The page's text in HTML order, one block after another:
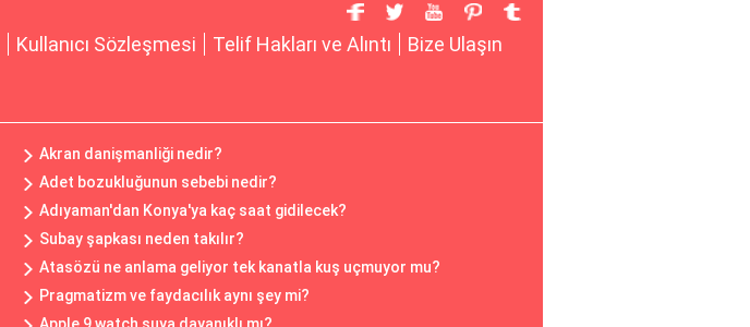
Kullanıcı Sözleşmesi Telif Hakları ve Alıntı Bize Ulaşın
Akran danişmanliği nedir?
Adet bozukluğunun sebebi nedir?
Adıyaman'dan Konya'ya kaç saat gidilecek?
Subay şapkası neden takılır?
Atasözü ne anlama geliyor tek kanatla kuş uçmuyor mu?
Pragmatizm ve faydacılık aynı şey mi?